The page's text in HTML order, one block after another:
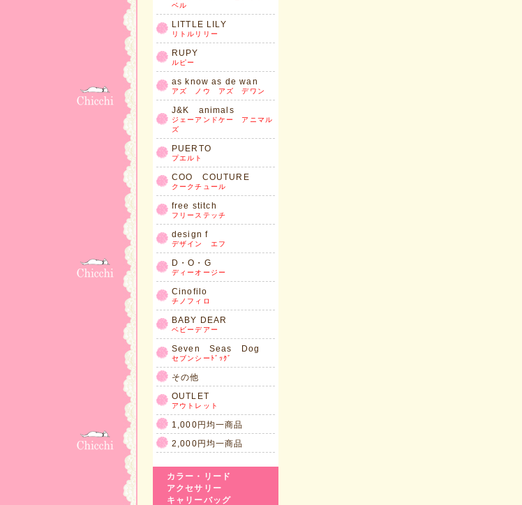
ベル
LITTLE LILY
リトルリリー
RUPY
ルピー
as know as de wan
アズ ノウ アズ デワン
J&K animals
ジェーアンドケー アニマル
ズ
PUERTO
プエルト
COO COUTURE
クークチュール
free stitch
フリーステッチ
design f
デザイン エフ
D・O・G
ディーオージー
Cinofilo
チノフィロ
BABY DEAR
ベビーデアー
Seven Seas Dog
セブンシーﾄﾞｯｸﾞ
その他
OUTLET
アウトレット
1,000円均一商品
2,000円均一商品
カラー・リード
アクセサリー
キャリーバッグ